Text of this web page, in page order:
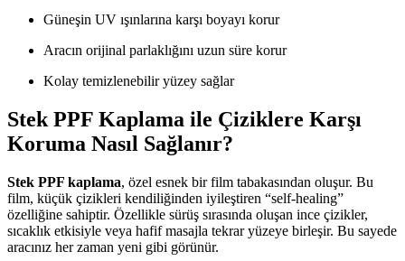
Güneşin UV ışınlarına karşı boyayı korur
Aracın orijinal parlaklığını uzun süre korur
Kolay temizlenebilir yüzey sağlar
Stek PPF Kaplama ile Çiziklere Karşı
Koruma Nasıl Sağlanır?
Stek PPF kaplama, özel esnek bir film tabakasından oluşur. Bu
film, küçük çizikleri kendiliğinden iyileştiren “self-healing”
özelliğine sahiptir. Özellikle sürüş sırasında oluşan ince çizikler,
sıcaklık etkisiyle veya hafif masajla tekrar yüzeye birleşir. Bu sayede
aracınız her zaman yeni gibi görünür.